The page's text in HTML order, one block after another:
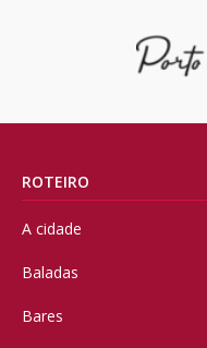
ROTEIRO
A cidade
Baladas
Bares